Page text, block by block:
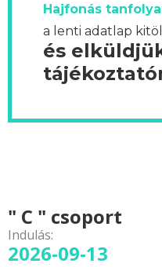
Hajfonás
a lenti adatlap
és
" C " csoport
Indulás:
2026-09-13